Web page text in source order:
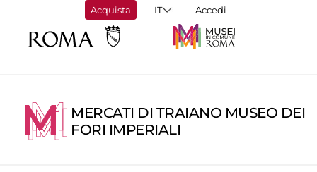
Acquista Accedi
MERCATI DI TRAIANO MUSEO DEI
FORI IMPERIALI